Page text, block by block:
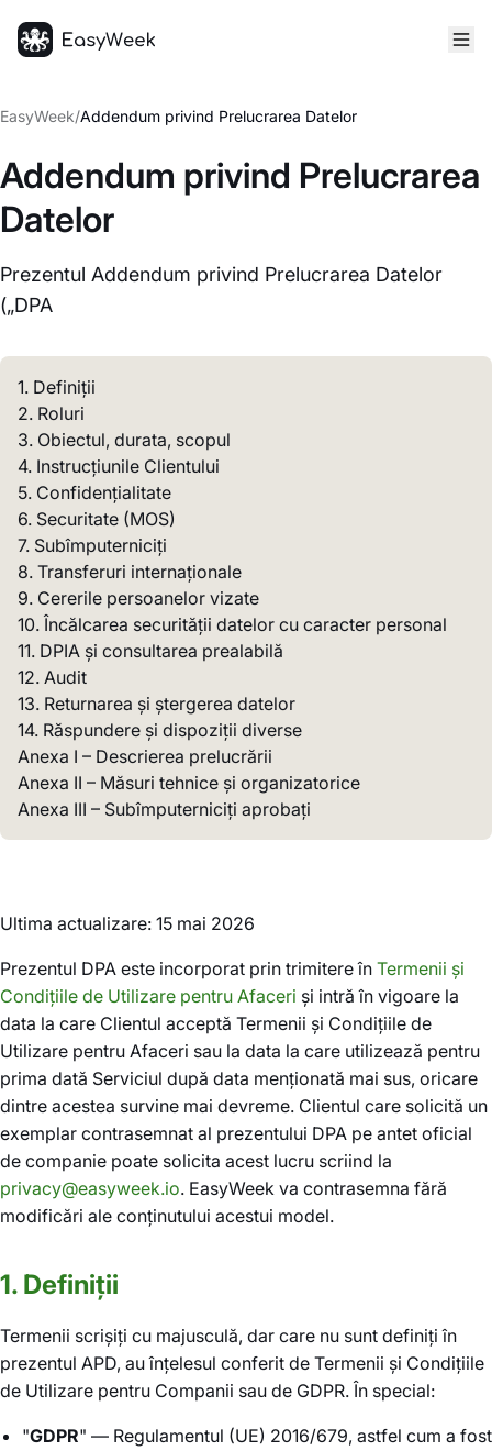
EasyWeek/Addendum privind Prelucrarea Datelor
Addendum privind Prelucrarea
Datelor
Prezentul Addendum privind Prelucrarea Datelor
(„DPA
1. Definiții
2. Roluri
3. Obiectul, durata, scopul
4. Instrucțiunile Clientului
5. Confidențialitate
6. Securitate (MOS)
7. Subîmputerniciți
8. Transferuri internaționale
9. Cererile persoanelor vizate
10. Încălcarea securității datelor cu caracter personal
11. DPIA și consultarea prealabilă
12. Audit
13. Returnarea și ștergerea datelor
14. Răspundere și dispoziții diverse
Anexa I – Descrierea prelucrării
Anexa II – Măsuri tehnice și organizatorice
Anexa III – Subîmputerniciți aprobați
Ultima actualizare: 15 mai 2026
Prezentul DPA este incorporat prin trimitere în Termenii și
Condițiile de Utilizare pentru Afaceri și intră în vigoare la
data la care Clientul acceptă Termenii și Condițiile de
Utilizare pentru Afaceri sau la data la care utilizează pentru
prima dată Serviciul după data menționată mai sus, oricare
dintre acestea survine mai devreme. Clientul care solicită un
exemplar contrasemnat al prezentului DPA pe antet oficial
de companie poate solicita acest lucru scriind la
privacy@easyweek.io. EasyWeek va contrasemna fără
modificări ale conținutului acestui model.
1. Definiții
Termenii scrișiți cu majusculă, dar care nu sunt definiți în
prezentul APD, au înțelesul conferit de Termenii și Condițiile
de Utilizare pentru Companii sau de GDPR. În special:
"GDPR" — Regulamentul (UE) 2016/679, astfel cum a fost